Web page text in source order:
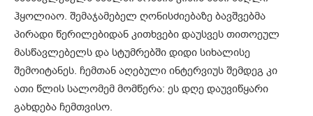
ჰყოლიაო. შემაჯამებელ ღონისძიებაზე ბავშვებმა
პირადი წერილებიდან კითხვები დაუსვეს თითოეულ
მასწავლებელს და სტუმრებში დიდი სიხალისე
შემოიტანეს. ჩემთან აღებული ინტერვიუს შემდეგ კი
ათი წლის სალომემ მომწერა: ეს დღე დაუვიწყარი
გახდება ჩემთვისო.